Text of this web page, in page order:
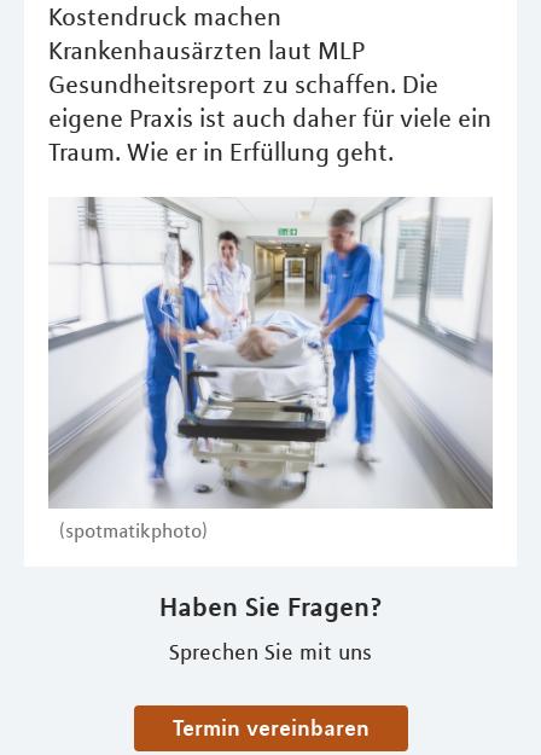
Kostendruck machen
Krankenhausärzten laut MLP
Gesundheitsreport zu schaffen. Die
eigene Praxis ist auch daher für viele ein
Traum. Wie er in Erfüllung geht.
(spotmatikphoto)
Haben Sie Fragen?
Sprechen Sie mit uns
Termin vereinbaren